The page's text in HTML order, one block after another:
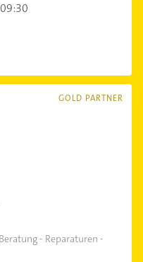
GOLD PARTNER
- Reparaturen -